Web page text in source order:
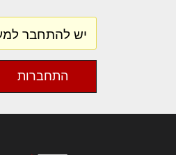
יש להתחבר
התחברות